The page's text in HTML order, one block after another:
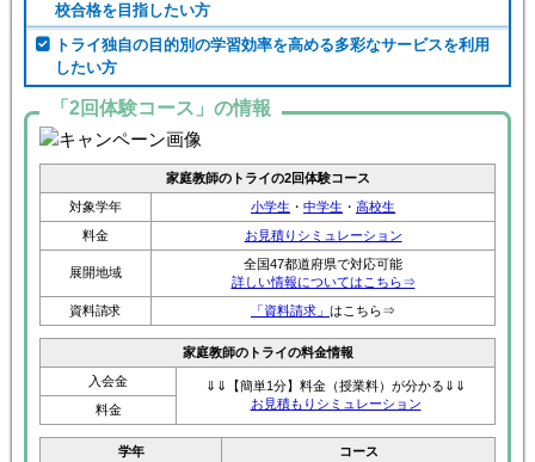
校合格を目指したい方
トライ独自の目的別の学習効率を高める多彩なサービスを利用
したい方
「2回体験コース」の情報
家庭教師のトライの2回体験コース
対象学年
小学生 ・ 中学生 ・ 高校生
料金
お見積りシミュレーション
展開地域
全国47都道府県で対応可能
詳しい情報についてはこちら⇒
資料請求
「資料請求」 はこちら⇒
家庭教師のトライの料金情報
入会金
⇓⇓【簡単1分】料金（授業料）が分かる⇓⇓
お見積もりシミュレーション
料金
学年 コース